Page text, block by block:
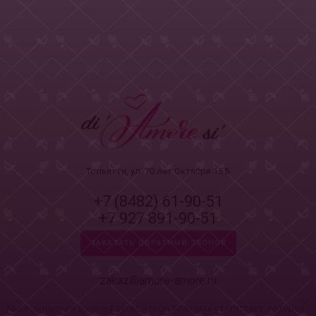
Тольятти, ул. 70 лет Октября 15 Б
+7 (8482) 61-90-51
+7 927 891-90-51
ЗАКАЗАТЬ ОБРАТНЫЙ ЗВОНОК
zakaz@amore-amore.ru